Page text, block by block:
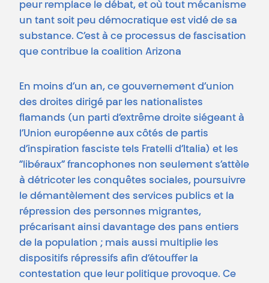
peur remplace le débat, et où tout mécanisme
un tant soit peu démocratique est vidé de sa
substance. C’est à ce processus de fascisation
que contribue la coalition Arizona
En moins d’un an, ce gouvernement d’union
des droites dirigé par les nationalistes
flamands (un parti d’extrême droite siégeant à
l’Union européenne aux côtés de partis
d’inspiration fasciste tels Fratelli d’Italia) et les
“libéraux” francophones non seulement s’attèle
à détricoter les conquêtes sociales, poursuivre
le démantèlement des services publics et la
répression des personnes migrantes,
précarisant ainsi davantage des pans entiers
de la population ; mais aussi multiplie les
dispositifs répressifs afin d’étouffer la
contestation que leur politique provoque. Ce